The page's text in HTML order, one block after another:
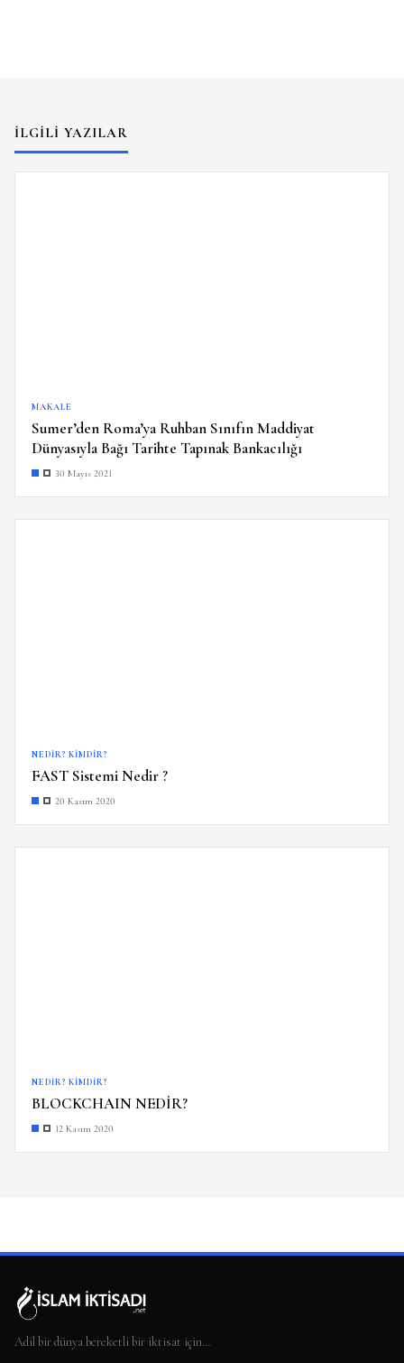
İLGILI YAZILAR
MAKALE
Sumer’den Roma’ya Ruhban Sınıfın Maddiyat
Dünyasıyla Bağı Tarihte Tapınak Bankacılığı
30 Mayıs 2021
NEDIR? KIMDIR?
FAST Sistemi Nedir ?
20 Kasım 2020
NEDIR? KIMDIR?
BLOCKCHAIN NEDİR?
12 Kasım 2020
Adil bir dünya bereketli bir iktisat için…